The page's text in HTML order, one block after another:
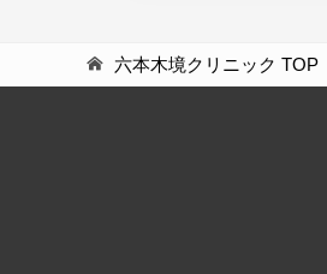
六本木境クリニック TOP